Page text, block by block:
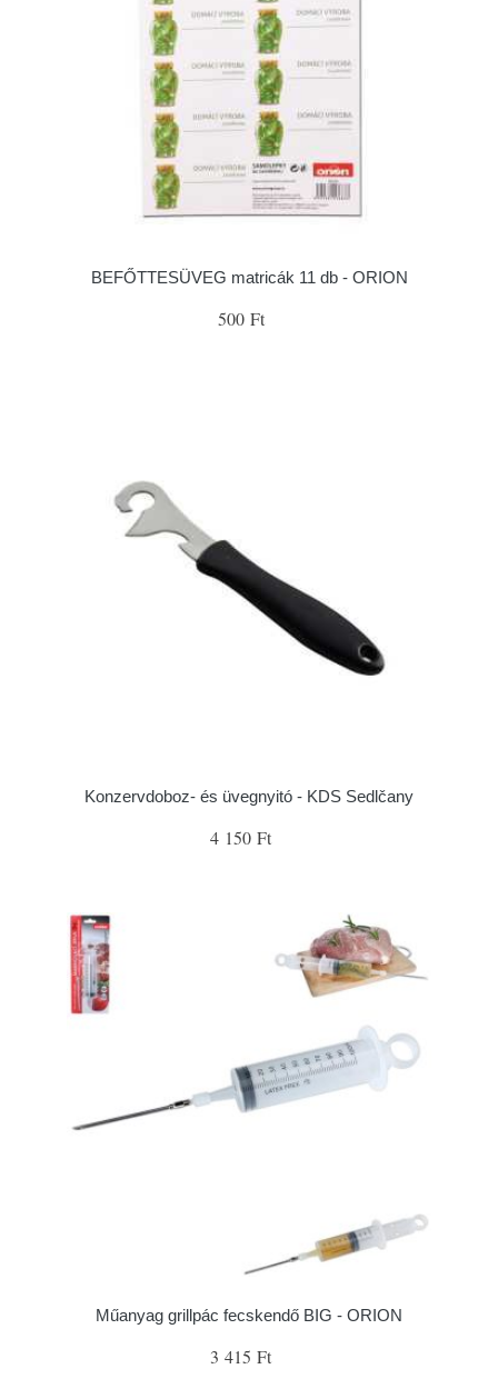
BEFŐTTESÜVEG matricák 11 db - ORION
500 Ft
Konzervdoboz- és üvegnyitó - KDS Sedlčany
4 150 Ft
Műanyag grillpác fecskendő BIG - ORION
3 415 Ft